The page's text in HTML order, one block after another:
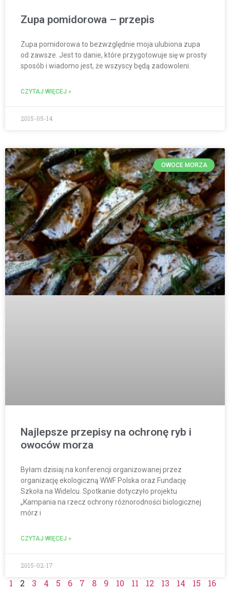
Zupa pomidorowa – przepis
Zupa pomidorowa to bezwzględnie moja ulubiona zupa
od zawsze. Jest to danie, które przygotowuje się w prosty
sposób i wiadomo jest, że wszyscy będą zadowoleni.
CZYTAJ WIĘCEJ »
2015-05-14
OWOCE MORZA
Najlepsze przepisy na ochronę ryb i
owoców morza
Byłam dzisiaj na konferencji organizowanej przez
organizację ekologiczną WWF Polska oraz Fundację
Szkoła na Widelcu. Spotkanie dotyczyło projektu
„Kampania na rzecz ochrony różnorodności biologicznej
mórz i
CZYTAJ WIĘCEJ »
2015-02-17
1 2 3 4 5 6 7 8 9 10 11 12 13 14 15
16